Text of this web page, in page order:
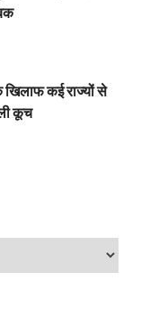
कई राज्यों से
कूच